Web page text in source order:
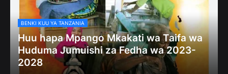
BENKI KUU YA TANZANIA
Huu hapa Mpango Mkakati wa Taifa wa
Huduma Jumuishi za Fedha wa 2023-
2028